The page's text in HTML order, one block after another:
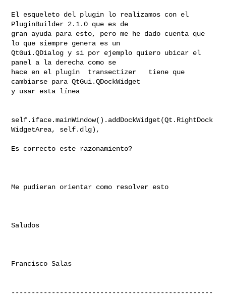
El esqueleto del plugin lo realizamos con el
PluginBuilder 2.1.0 que es de
gran ayuda para esto, pero me he dado cuenta que
lo que siempre genera es un
QtGui.QDialog y si por ejemplo quiero ubicar el
panel a la derecha como se
hace en el plugin  transectizer   tiene que
cambiarse para QtGui.QDockWidget
y usar esta línea
self.iface.mainWindow().addDockWidget(Qt.RightDock
WidgetArea, self.dlg),
Es correcto este razonamiento?
Me pudieran orientar como resolver esto
Saludos
Francisco Salas
--------------------------------------------------